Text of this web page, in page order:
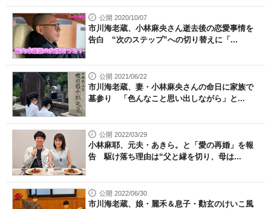
公開 2020/10/07
市川海老蔵、小林麻央さん逝去後の恋愛事情を
告白 “次のステップ”への切り替えに「...
公開 2021/06/22
市川海老蔵、妻・小林麻央さんの命日に家族で
墓参り 「色んなこと思い出しながら」と...
公開 2022/03/29
小林麻耶、元夫・あきら。と「愛の再婚」を報
告 駆け落ち理由は“父と縁を切り、母は...
公開 2022/06/30
市川海老蔵、娘・麗禾＆息子・勸玄のけいこ風